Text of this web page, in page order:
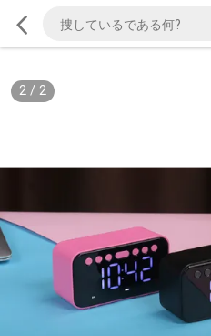
2/ 2